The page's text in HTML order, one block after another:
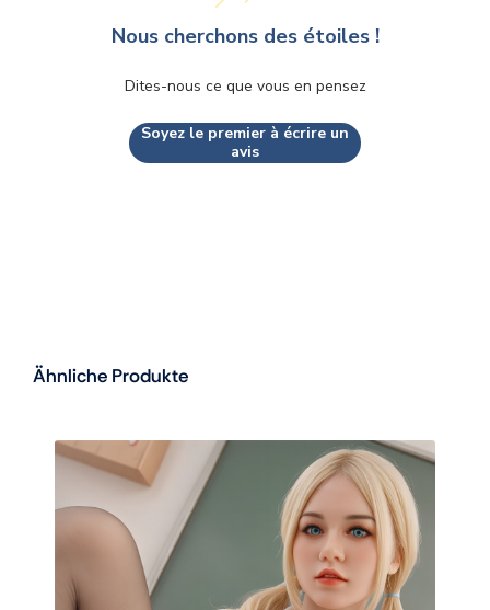
Nous cherchons des étoiles !
Dites-nous ce que vous en pensez
Soyez le premier à écrire un
avis
Ähnliche Produkte